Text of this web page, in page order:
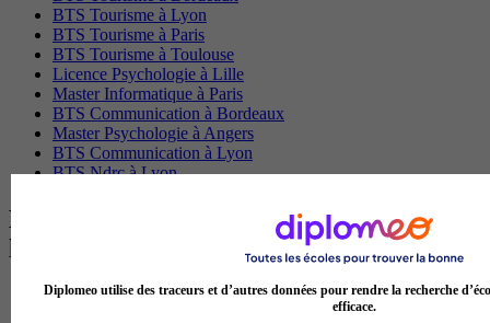
BTS Tourisme à Lyon
BTS Tourisme à Paris
BTS Tourisme à Toulouse
Licence Psychologie à Lille
Master Informatique à Paris
BTS Communication à Bordeaux
Master Psychologie à Angers
BTS Communication à Lyon
BTS Ndrc à Lyon
Les intitulés de diplôme par alternance
les plus recherchés
BTS Esf en alternance
Diplomeo utilise des traceurs et d’autres données pour rendre la recherche
efficace.